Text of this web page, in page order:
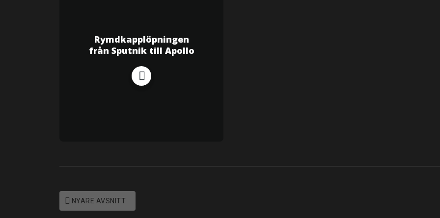
Rymdkapplöpningen
från Sputnik till Apollo
NYARE AVSNITT